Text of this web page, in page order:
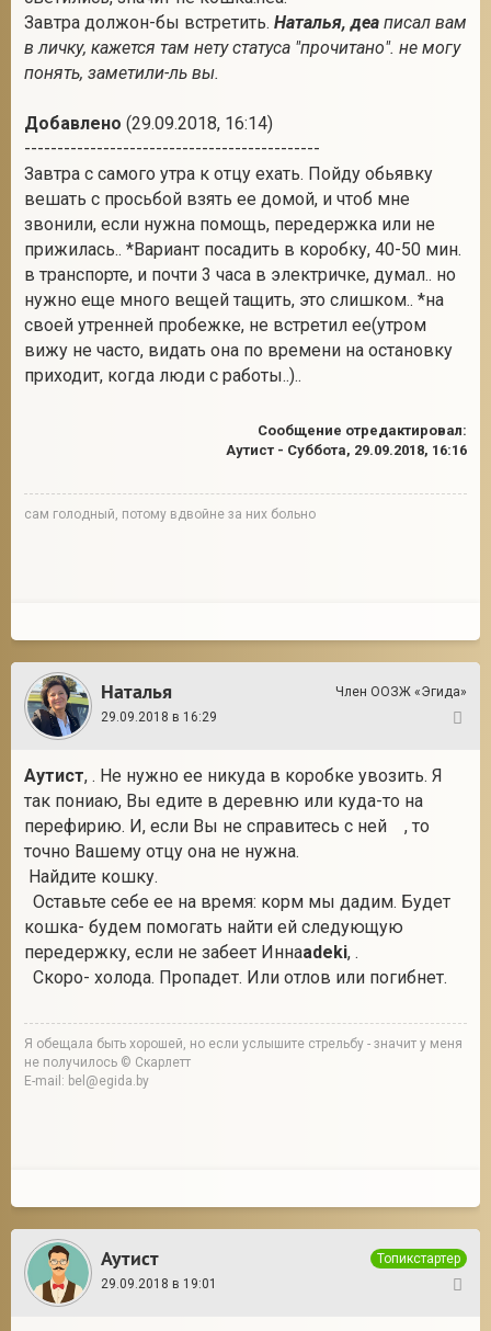
Завтра должон-бы встретить. Наталья, деа писал вам
в личку, кажется там нету статуса "прочитано". не могу
понять, заметили-ль вы.
Добавлено (29.09.2018, 16:14)
---------------------------------------------
Завтра с самого утра к отцу ехать. Пойду обьявку
вешать с просьбой взять ее домой, и чтоб мне
звонили, если нужна помощь, передержка или не
прижилась.. *Вариант посадить в коробку, 40-50 мин.
в транспорте, и почти 3 часа в электричке, думал.. но
нужно еще много вещей тащить, это слишком.. *на
своей утренней пробежке, не встретил ее(утром
вижу не часто, видать она по времени на остановку
приходит, когда люди с работы..)..
Сообщение отредактировал:
Аутист - Суббота, 29.09.2018, 16:16
сам голодный, потому вдвойне за них больно
Наталья
Член ООЗЖ «Эгида»
29.09.2018 в 16:29
Аутист, . Не нужно ее никуда в коробке увозить. Я
так пониаю, Вы едите в деревню или куда-то на
перефирию. И, если Вы не справитесь с ней , то
точно Вашему отцу она не нужна.
Найдите кошку.
Оставьте себе ее на время: корм мы дадим. Будет
кошка- будем помогать найти ей следующую
передержку, если не забеет Иннаadeki, .
Скоро- холода. Пропадет. Или отлов или погибнет.
Я обещала быть хорошей, но если услышите стрельбу - значит у меня
не получилось © Скарлетт
E-mail: bel@egida.by
Аутист
Топикстартер
29.09.2018 в 19:01